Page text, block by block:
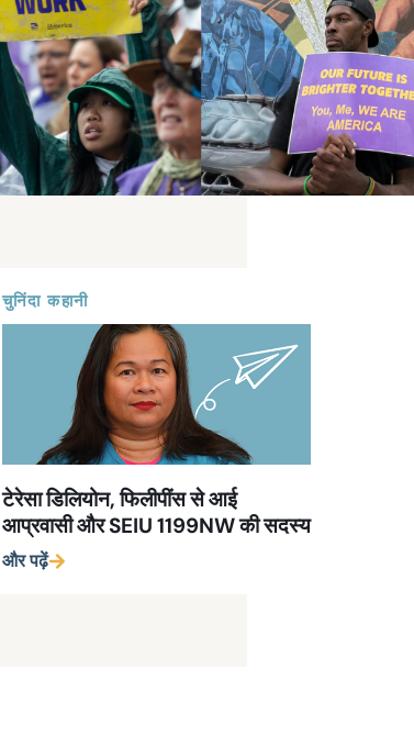
चुनिंदा कहानी
टेरेसा डिलियोन, फिलीपींस से आई
आप्रवासी और SEIU 1199NW की सदस्य
और पढ़ें